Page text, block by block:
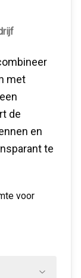
met
de
en
te
voor